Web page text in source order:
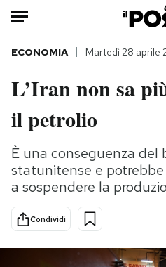
HOME
Italia
Politica
Tecnologia
Internet
Scienza
ECONOMIA Martedì 28 aprile
L’Iran non sa
il petrolio
È una conseguenza del
statunitense e
a sospendere la
Condividi